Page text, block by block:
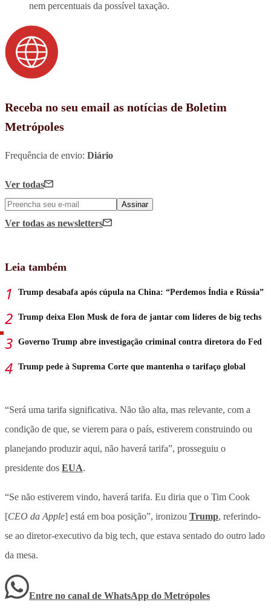
nem percentuais da possível taxação.
Receba no seu email as notícias de Boletim
Metrópoles
Frequência de envio: Diário
Ver todas
Assinar
Ver todas as newsletters
Leia também
Trump desabafa após cúpula na China: “Perdemos Índia e Rússia”
Trump deixa Elon Musk de fora de jantar com líderes de big techs
Governo Trump abre investigação criminal contra diretora do Fed
Trump pede à Suprema Corte que mantenha o tarifaço global
“Será uma tarifa significativa. Não tão alta, mas relevante, com a
condição de que, se vierem para o país, estiverem construindo ou
planejando produzir aqui, não haverá tarifa”, prosseguiu o
presidente dos EUA.
“Se não estiverem vindo, haverá tarifa. Eu diria que o Tim Cook
[CEO da Apple] está em boa posição”, ironizou Trump, referindo-
se ao diretor-executivo da big tech, que estava sentado do outro lado
da mesa.
Entre no canal de WhatsApp do Metrópoles